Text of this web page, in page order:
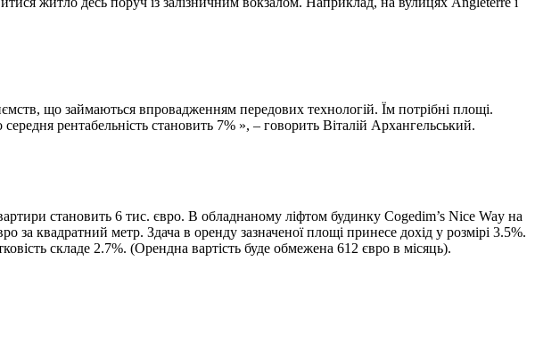
що займаються впровадженням передових технологій. Їм потрібні площі.
рентабельність становить 7% », – говорить Віталій Архангельський.
становить 6 тис. євро. В обладнаному ліфтом будинку Cogedim’s Nice Way на
квадратний метр. Здача в оренду зазначеної площі принесе дохід у розмірі 3.5%.
складе 2.7%. (Орендна вартість буде обмежена 612 євро в місяць).